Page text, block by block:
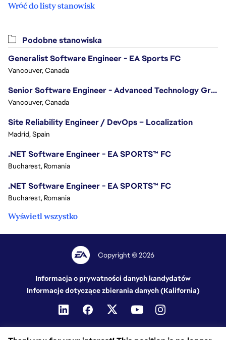
Wróć do listy stanowisk
Podobne stanowiska
Generalist Software Engineer - EA Sports FC
Vancouver, Canada
Senior Software Engineer - Advanced Technology Group
Vancouver, Canada
Site Reliability Engineer / DevOps – Localization
Madrid, Spain
.NET Software Engineer - EA SPORTS™ FC
Bucharest, Romania
.NET Software Engineer - EA SPORTS™ FC
Bucharest, Romania
Wyświetl wszystko
Copyright © 2026
Informacja o prywatności danych kandydatów
Informacje dotyczące zbierania danych (Kalifornia)